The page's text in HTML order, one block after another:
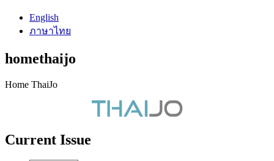
English
ภาษาไทย
homethaijo
Home ThaiJo
Current Issue